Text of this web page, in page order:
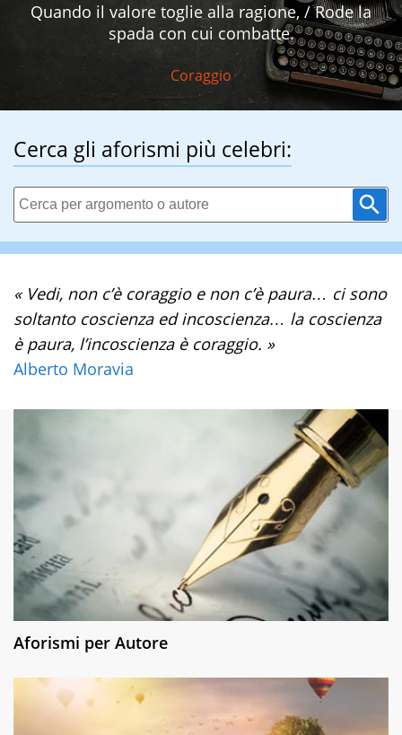
Quando il valore toglie alla ragione, / Rode la
spada con cui combatte.
Coraggio
Cerca gli aforismi più celebri:
« Vedi, non c’è coraggio e non c’è paura… ci sono
soltanto coscienza ed incoscienza… la coscienza
è paura, l’incoscienza è coraggio. »
Alberto Moravia
Aforismi per Autore